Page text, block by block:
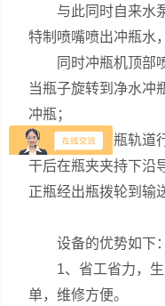
与此同时自来水泵
特制喷嘴喷出冲瓶水
同时冲瓶机顶部喷
当瓶子旋转到净水冲
冲瓶；
瓶子沿冲瓶轨道行
干后在瓶夹夹持下沿
正瓶经出瓶拨轮到输
设备的优势如下：
1、省工省力，生
单，维修方便。